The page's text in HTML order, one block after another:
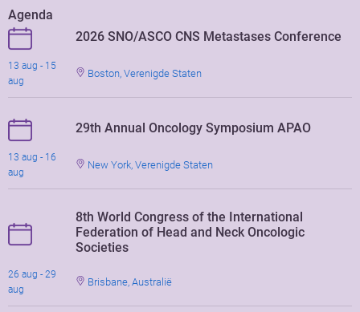
Agenda
2026 SNO/ASCO CNS Metastases Conference
13 aug - 15
aug
Boston, Verenigde Staten
29th Annual Oncology Symposium APAO
13 aug - 16
aug
New York, Verenigde Staten
8th World Congress of the International
Federation of Head and Neck Oncologic
Societies
26 aug - 29
aug
Brisbane, Australië